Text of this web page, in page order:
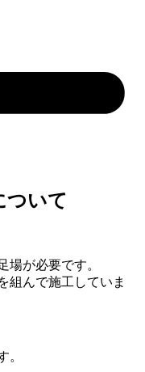
ついて
場が必要です。
組んで施工していま
。